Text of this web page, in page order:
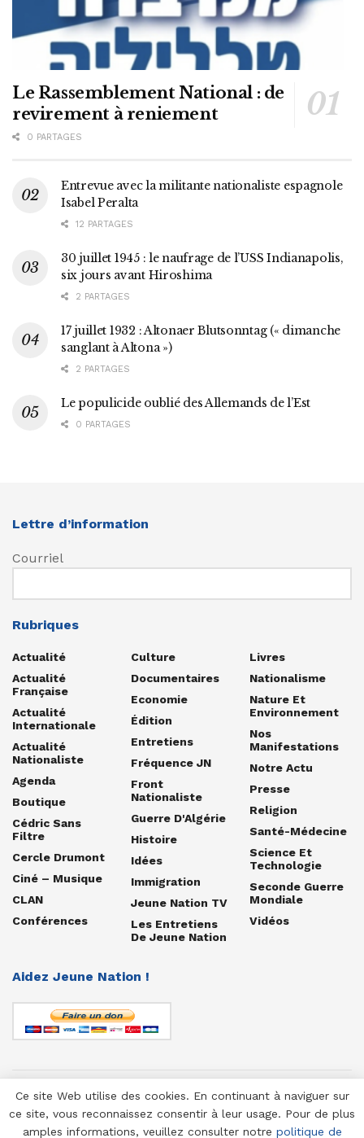
Le Rassemblement National : de
revirement à reniement
0 PARTAGES
Entrevue avec la militante nationaliste espagnole
Isabel Peralta
12 PARTAGES
30 juillet 1945 : le naufrage de l’USS Indianapolis,
six jours avant Hiroshima
2 PARTAGES
17 juillet 1932 : Altonaer Blutsonntag (« dimanche
sanglant à Altona »)
2 PARTAGES
Le populicide oublié des Allemands de l’Est
0 PARTAGES
Lettre d’information
Courriel
Rubriques
Actualité
Actualité
Française
Actualité
Internationale
Actualité
Nationaliste
Agenda
Boutique
Cédric Sans
Filtre
Cercle Drumont
Ciné – Musique
CLAN
Conférences
Culture
Documentaires
Economie
Édition
Entretiens
Fréquence JN
Front
Nationaliste
Guerre D'Algérie
Histoire
Idées
Immigration
Jeune Nation TV
Les Entretiens
De Jeune Nation
Livres
Nationalisme
Nature Et
Environnement
Nos
Manifestations
Notre Actu
Presse
Religion
Santé-Médecine
Science Et
Technologie
Seconde Guerre
Mondiale
Vidéos
Aidez Jeune Nation !
© 1958-2025 Jeune Nation
Ce site Web utilise des cookies. En continuant à naviguer sur
ce site, vous reconnaissez consentir à leur usage. Pour de plus
amples informations, veuillez consulter notre politique de